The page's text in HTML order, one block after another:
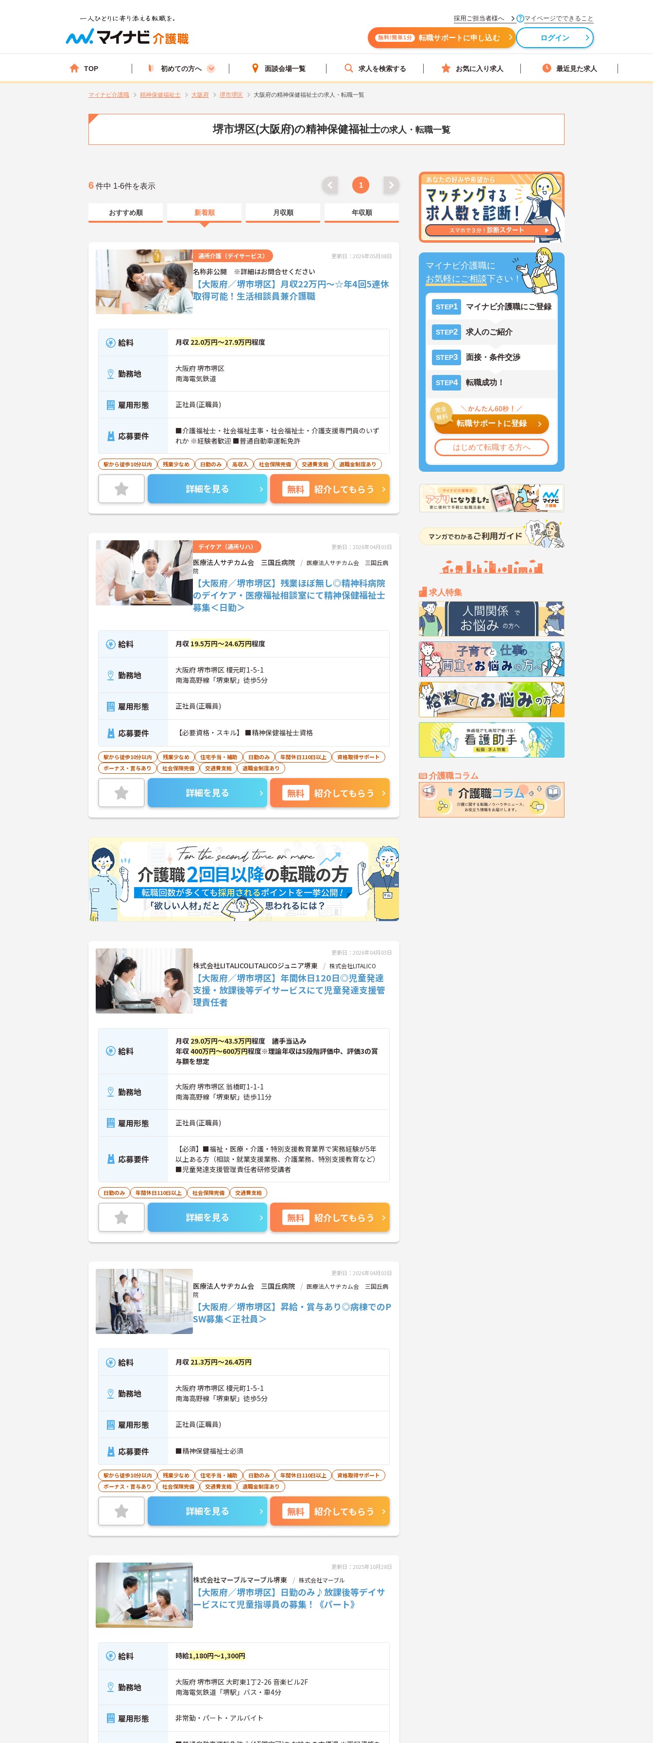
採用ご担当者様へ マイページでできること
無料!簡単1分 転職サポートに申し込む ログイン
TOP 初めての方へ 面談会場一覧 求人を検索する お気に入り求人 最近見た求人
マイナビ介護職 精神保健福祉士 大阪府 堺市堺区 大阪府の精神保健福祉士の求人・転職一覧
堺市堺区(大阪府)の精神保健福祉士の求人・転職一覧
マイナビ介護職に
お気軽にご相談下さい！
STEP1 マイナビ介護職にご登録
STEP2 求人のご紹介
STEP3 面接・条件交渉
STEP4 転職成功！
転職サポートに登録
はじめて転職する方へ
求人特集
介護職コラム
6 件中 1-6件を表示 1
おすすめ順 新着順 月収順 年収順
通所介護（デイサービス） 更新日：2026年05月08日
名称非公開 ※詳細はお問合せください
【大阪府／堺市堺区】月収22万円～☆年4回5連休
取得可能！生活相談員兼介護職
給料 月収 22.0万円～27.9万円程度
勤務地
大阪府 堺市堺区
南海電気鉄道
雇用形態 正社員(正職員)
応募要件
■介護福祉士・社会福祉主事・社会福祉士・介護支援専門員のいず
れか ※経験者歓迎 ■普通自動車運転免許
駅から徒歩10分以内 残業少なめ 日勤のみ 高収入 社会保険完備 交通費支給 退職金制度あり
詳細を見る 無料 紹介してもらう
デイケア（通所リハ） 更新日：2026年04月03日
医療法人サヂカム会 三国丘病院
医療法人サヂカム会 三国丘病
院
【大阪府／堺市堺区】残業ほぼ無し◎精神科病院
のデイケア・医療福祉相談室にて精神保健福祉士
募集＜日勤＞
給料 月収 19.5万円～24.6万円程度
勤務地
大阪府 堺市堺区 榎元町1-5-1
南海高野線「堺東駅」徒歩5分
雇用形態 正社員(正職員)
応募要件 【必要資格・スキル】 ■精神保健福祉士資格
駅から徒歩10分以内 残業少なめ 住宅手当・補助 日勤のみ 年間休日110日以上
資格取得サポート
ボーナス・賞与あり
社会保険完備 交通費支給 退職金制度あり
詳細を見る 無料 紹介してもらう
更新日：2026年04月03日
株式会社LITALICOLITALICOジュニア堺東 株式会社LITALICO
【大阪府／堺市堺区】年間休日120日◎児童発達
支援・放課後等デイサービスにて児童発達支援管
理責任者
給料
月収 29.0万円～43.5万円程度 諸手当込み
年収400万円～600万円程度※理論年収は5段階評価中、評価3の賞
与額を想定
勤務地
大阪府 堺市堺区 翁橋町1-1-1
南海高野線「堺東駅」徒歩11分
雇用形態 正社員(正職員)
応募要件
【必須】■福祉・医療・介護・特別支援教育業界で実務経験が5年
以上ある方（相談・就業支援業務、介護業務、特別支援教育など）
■児童発達支援管理責任者研修受講者
日勤のみ 年間休日110日以上 社会保険完備 交通費支給
詳細を見る 無料 紹介してもらう
更新日：2026年04月03日
医療法人サヂカム会 三国丘病院
医療法人サヂカム会 三国丘病
院
【大阪府／堺市堺区】昇給・賞与あり◎病棟でのP
SW募集＜正社員＞
給料 月収 21.3万円～26.4万円
勤務地
大阪府 堺市堺区 榎元町1-5-1
南海高野線「堺東駅」徒歩5分
雇用形態 正社員(正職員)
応募要件 ■精神保健福祉士必須
駅から徒歩10分以内 残業少なめ 住宅手当・補助 日勤のみ 年間休日110日以上
資格取得サポート
ボーナス・賞与あり
社会保険完備 交通費支給 退職金制度あり
詳細を見る 無料 紹介してもらう
更新日：2025年10月28日
株式会社マーブルマーブル堺東 株式会社マーブル
【大阪府／堺市堺区】日勤のみ♪放課後等デイサ
ービスにて児童指導員の募集！《パート》
給料 時給1,180円～1,300円
勤務地
大阪府 堺市堺区 大町東1丁2-26 音楽ビル2F
南海電気鉄道「堺駅」バス・車4分
雇用形態 非常勤・パート・アルバイト